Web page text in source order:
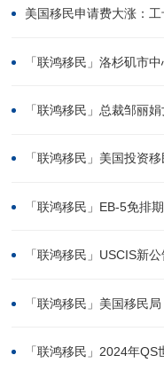
美国移民申请费大涨：工卡、绿
「联鸿移民」洛杉矶市
「联鸿移民」总裁邹丽娟女士荣获Uglobal
「联鸿移民」美国投资移民申请过程中，子女
「联鸿移民」EB-5免排
「联鸿移民」USCIS新公告：
「联鸿移民」美国移民局：
「联鸿移民」2024年QS世界大学